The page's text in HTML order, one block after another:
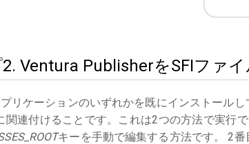
Ventura PublisherをSFIファ
リケーションのいずれかを既にインストール
関連付けることです。これは2つの方法で実行
キーを手動で編集する方法です。 2